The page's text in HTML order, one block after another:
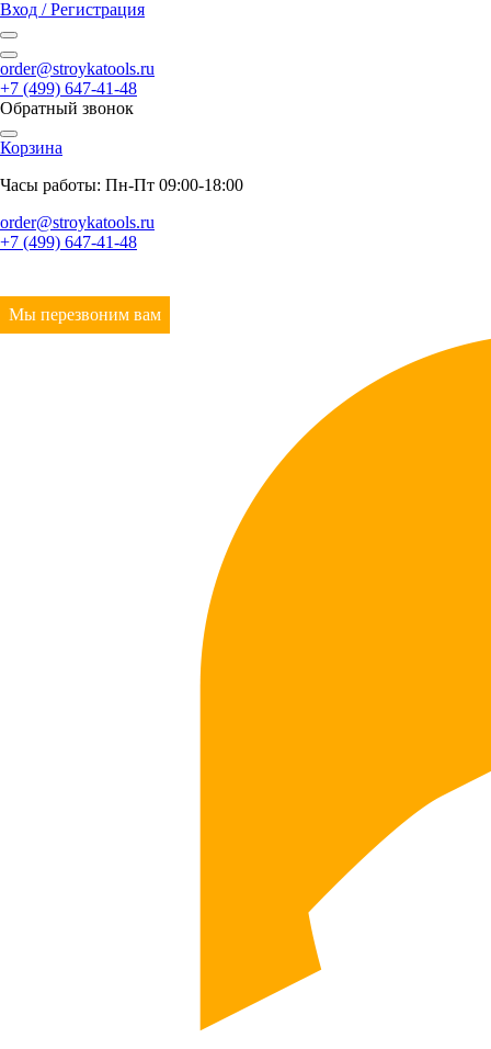
Вход / Регистрация
order@stroykatools.ru
+7 (499) 647-41-48
Обратный звонок
Корзина
Часы работы: Пн-Пт 09:00-18:00
order@stroykatools.ru
+7 (499) 647-41-48
Мы перезвоним вам